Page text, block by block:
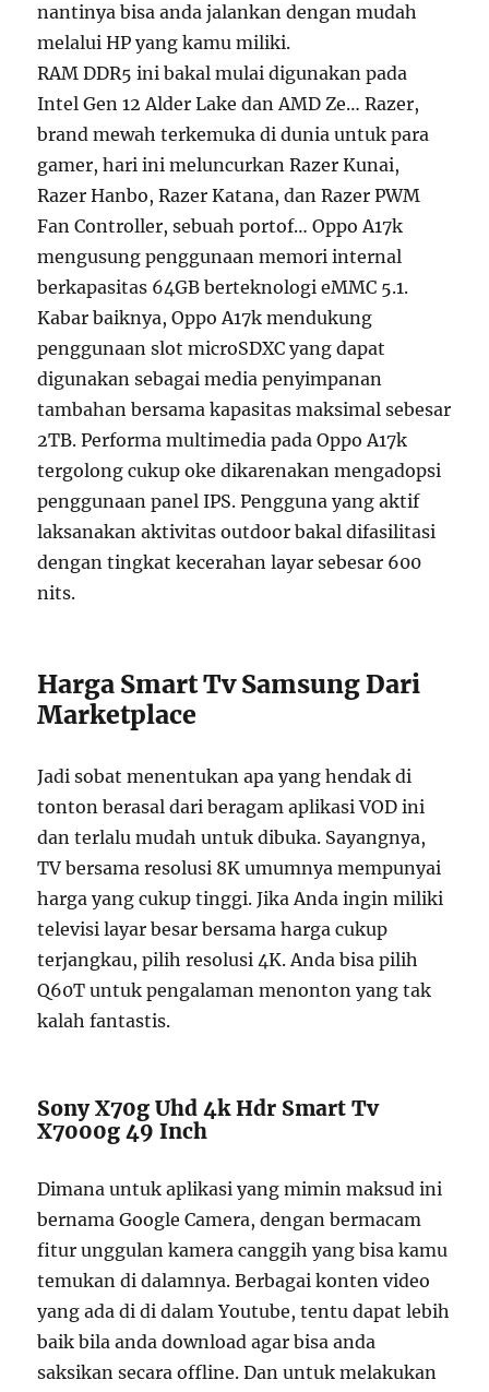
nantinya bisa anda jalankan dengan mudah
melalui HP yang kamu miliki.
RAM DDR5 ini bakal mulai digunakan pada
Intel Gen 12 Alder Lake dan AMD Ze… Razer,
brand mewah terkemuka di dunia untuk para
gamer, hari ini meluncurkan Razer Kunai,
Razer Hanbo, Razer Katana, dan Razer PWM
Fan Controller, sebuah portof… Oppo A17k
mengusung penggunaan memori internal
berkapasitas 64GB berteknologi eMMC 5.1.
Kabar baiknya, Oppo A17k mendukung
penggunaan slot microSDXC yang dapat
digunakan sebagai media penyimpanan
tambahan bersama kapasitas maksimal sebesar
2TB. Performa multimedia pada Oppo A17k
tergolong cukup oke dikarenakan mengadopsi
penggunaan panel IPS. Pengguna yang aktif
laksanakan aktivitas outdoor bakal difasilitasi
dengan tingkat kecerahan layar sebesar 600
nits.
Harga Smart Tv Samsung Dari
Marketplace
Jadi sobat menentukan apa yang hendak di
tonton berasal dari beragam aplikasi VOD ini
dan terlalu mudah untuk dibuka. Sayangnya,
TV bersama resolusi 8K umumnya mempunyai
harga yang cukup tinggi. Jika Anda ingin miliki
televisi layar besar bersama harga cukup
terjangkau, pilih resolusi 4K. Anda bisa pilih
Q60T untuk pengalaman menonton yang tak
kalah fantastis.
Sony X70g Uhd 4k Hdr Smart Tv
X7000g 49 Inch
Dimana untuk aplikasi yang mimin maksud ini
bernama Google Camera, dengan bermacam
fitur unggulan kamera canggih yang bisa kamu
temukan di dalamnya. Berbagai konten video
yang ada di di dalam Youtube, tentu dapat lebih
baik bila anda download agar bisa anda
saksikan secara offline. Dan untuk melakukan